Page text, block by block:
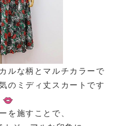
ルな柄とマルチカラーで
のミディ丈スカートです
を施すことで、